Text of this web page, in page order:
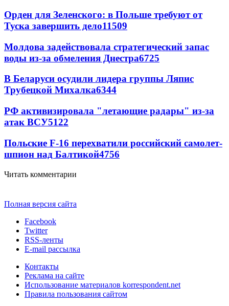
Орден для Зеленского: в Польше требуют от
Туска завершить дело11509
Молдова задействовала стратегический запас
воды из-за обмеления Днестра6725
В Беларуси осудили лидера группы Ляпис
Трубецкой Михалка6344
РФ активизировала "летающие радары" из-за
атак ВСУ5122
Польские F-16 перехватили российский самолет-
шпион над Балтикой4756
Читать комментарии
Полная версия сайта
Facebook
Twitter
RSS-ленты
E-mail рассылка
Контакты
Реклама на сайте
Использование материалов korrespondent.net
Правила пользования сайтом